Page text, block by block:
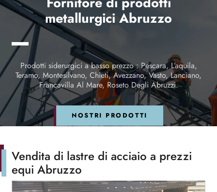
metallurgici Abruzzo
Prodotti siderurgici a basso prezzo : Pescara, L’aquila,
Teramo, Montesilvano, Chieti, Avezzano, Vasto, Lanciano,
Francavilla Al Mare, Roseto Degli Abruzzi.
NOSTRI PRODOTTI
Vendita di lastre di acciaio a prezzi
equi Abruzzo